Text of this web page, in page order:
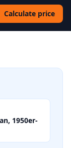
Calculate price
1950er-